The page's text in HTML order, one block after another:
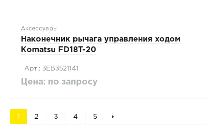
Аксессуары
Наконечник рычага управления ходом
Komatsu FD18T-20
Арт.: 3EB3521141
Цена: по запросу
1 2 3 4 5